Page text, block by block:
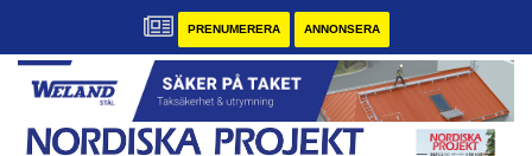
PRENUMERERA ANNONSERA